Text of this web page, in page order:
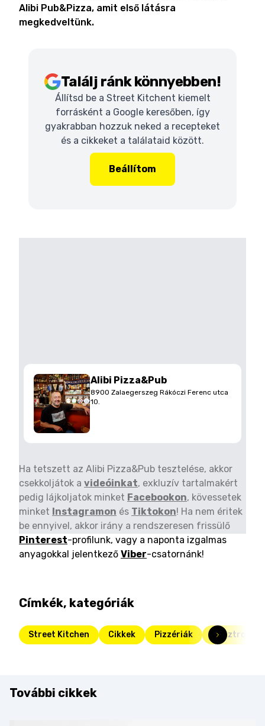
Alibi Pub&Pizza, amit első látásra
megkedveltünk.
Találj ránk könnyebben!
Állítsd be a Street Kitchent kiemelt
forrásként a Google keresőben, így
gyakrabban hozzuk neked a recepteket
és a cikkeket a találataid között.
Beállítom
Alibi Pizza&Pub
8900 Zalaegerszeg Rákóczi Ferenc utca
10.
Ha tetszett az Alibi Pizza&Pub tesztelése, akkor
csekkoljátok a videóinkat, exkluzív tartalmakért
pedig lájkoljatok minket Facebookon, kövessetek
minket Instagramon és Tiktokon! Ha nem éritek
be ennyivel, akkor irány a rendszeresen frissülő
Pinterest-profilunk, vagy a naponta izgalmas
anyagokkal jelentkező Viber-csatornánk!
Címkék, kategóriák
Street Kitchen Cikkek Pizzériák
További cikkek